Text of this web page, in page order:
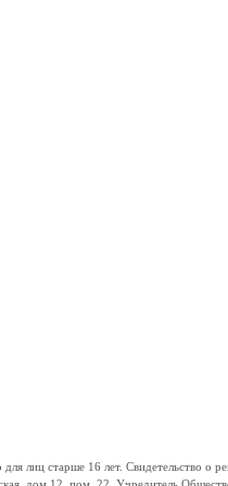
старше 16 лет. Свидетельство о